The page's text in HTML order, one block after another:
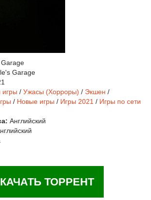
Garage
игры / Ужасы (Хорроры) / Экшен /
/ Новые игры / Игры 2021 / Игры по сети
Английский
ТОРРЕНТ